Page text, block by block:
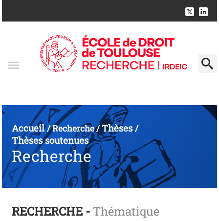
Accueil/Recherche/Thèses/
Thèses soutenues
Recherche
RECHERCHE - Thématique